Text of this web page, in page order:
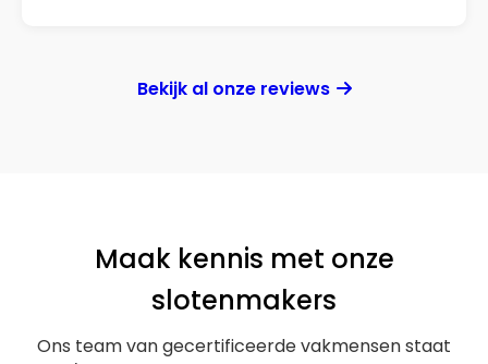
Bekijk al onze reviews
Maak kennis met onze
slotenmakers
Ons team van gecertificeerde vakmensen staat